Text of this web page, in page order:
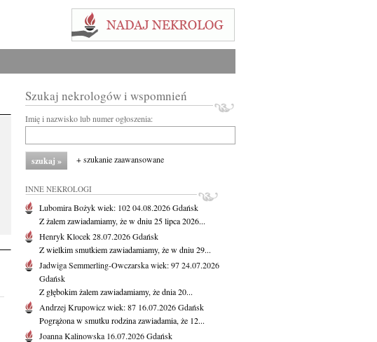
Szukaj nekrologów i wspomnień
Imię i nazwisko lub numer ogłoszenia:
+ szukanie zaawansowane
INNE NEKROLOGI
Lubomira Bożykwiek: 10204.08.2026Gdańsk
Z żalem zawiadamiamy, że w dniu 25 lipca 2026...
Henryk Klocek28.07.2026Gdańsk
Z wielkim smutkiem zawiadamiamy, że w dniu 29...
Jadwiga Semmerling-Owczarskawiek: 9724.07.2026
Gdańsk
Z głębokim żalem zawiadamiamy, że dnia 20...
Andrzej Krupowiczwiek: 87 16.07.2026Gdańsk
Pogrążona w smutku rodzina zawiadamia, że 12...
Joanna Kalinowska 16.07.2026Gdańsk